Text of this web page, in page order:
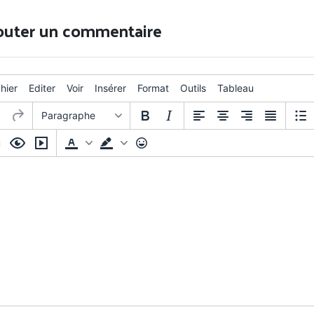
un commentaire
Editer Voir Insérer Format Outils Tableau
Paragraphe